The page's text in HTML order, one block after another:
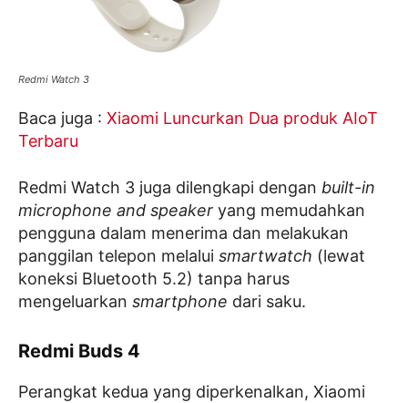
Redmi Watch 3
Baca juga : Xiaomi Luncurkan Dua produk AIoT
Terbaru
Redmi Watch 3 juga dilengkapi dengan built-in
microphone and speaker yang memudahkan
pengguna dalam menerima dan melakukan
panggilan telepon melalui smartwatch (lewat
koneksi Bluetooth 5.2) tanpa harus
mengeluarkan smartphone dari saku.
Redmi Buds 4
Perangkat kedua yang diperkenalkan, Xiaomi